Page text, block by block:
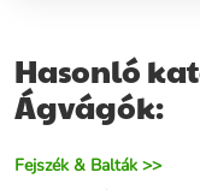
Hasonló
Ágvágók:
Fejszék & Balták >>